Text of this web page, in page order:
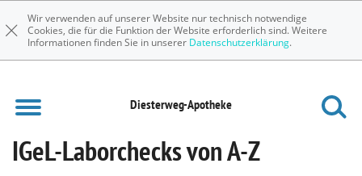
Wir verwenden auf unserer Website nur technisch notwendige
Cookies, die für die Funktion der Website erforderlich sind. Weitere
Informationen finden Sie in unserer Datenschutzerklärung.
Diesterweg-Apotheke
IGeL-Laborchecks von A-Z